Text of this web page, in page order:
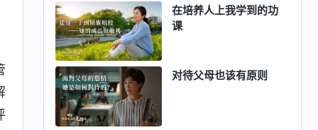
在培养人上我学到的功
课
对待父母也该有原则